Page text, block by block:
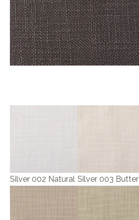
Silver 002 Natural Silver 003 Butter